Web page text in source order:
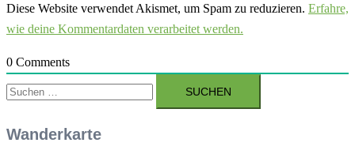
Diese Website verwendet Akismet, um Spam zu reduzieren. Erfahre,
wie deine Kommentardaten verarbeitet werden.
0 Comments
Suchen
nach:
Wanderkarte